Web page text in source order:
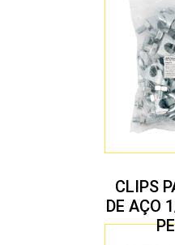
CLIPS
DE AÇO